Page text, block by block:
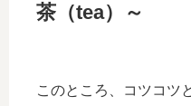
茶（tea）～
このところ、コツコツ